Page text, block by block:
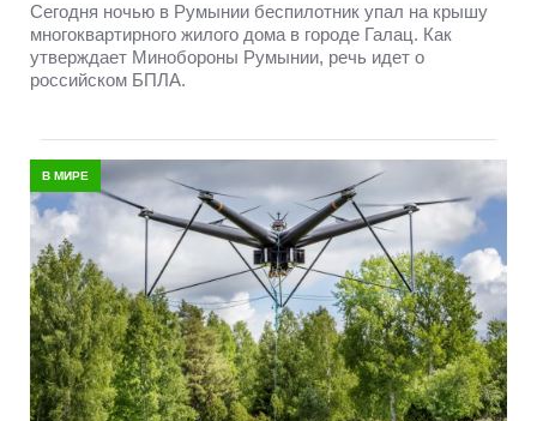
Сегодня ночью в Румынии беспилотник упал на крышу
многоквартирного жилого дома в городе Галац. Как
утверждает Минобороны Румынии, речь идет о
российском БПЛА.
В МИРЕ